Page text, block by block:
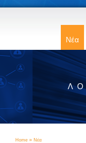
Νέα
Home » Νέα